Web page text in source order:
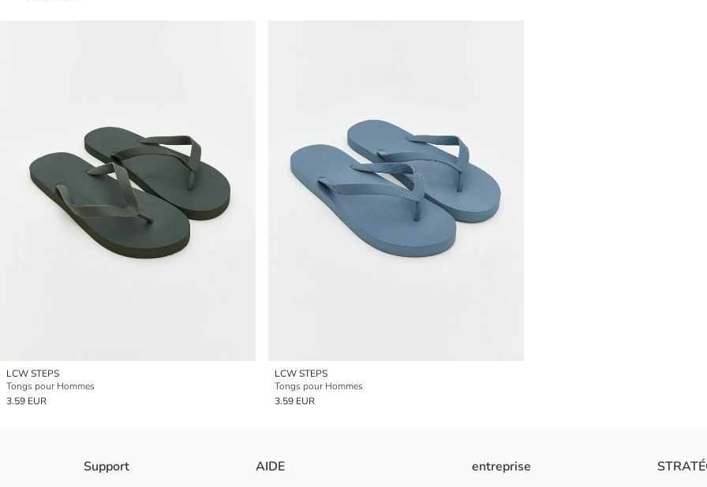
LCW STEPS
Tongs pour Hommes
3.59 EUR
LCW STEPS
Tongs pour Hommes
3.59 EUR
Support AIDE entreprise